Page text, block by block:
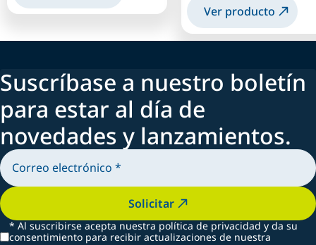
Ver producto
Suscríbase a nuestro boletín
para estar al día de
novedades y lanzamientos.
Solicitar
* Al suscribirse acepta nuestra política de privacidad y da su
consentimiento para recibir actualizaciones de nuestra